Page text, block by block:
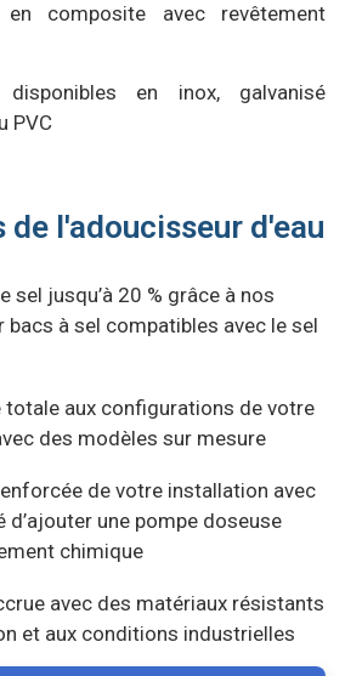
en composite avec revêtement
disponibles en inox, galvanisé
PVC
de l'adoucisseur d'eau
sel jusqu’à 20 % grâce à nos
bacs à sel compatibles avec le sel
totale aux configurations de votre
des modèles sur mesure
de votre installation avec
d’ajouter une pompe doseuse
chimique
avec des matériaux résistants
et aux conditions industrielles